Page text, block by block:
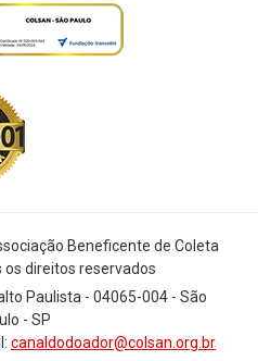
Beneficente de Coleta
os direitos reservados
Paulista - 04065-004 - São
- SP
canaldodoador@colsan.org.br